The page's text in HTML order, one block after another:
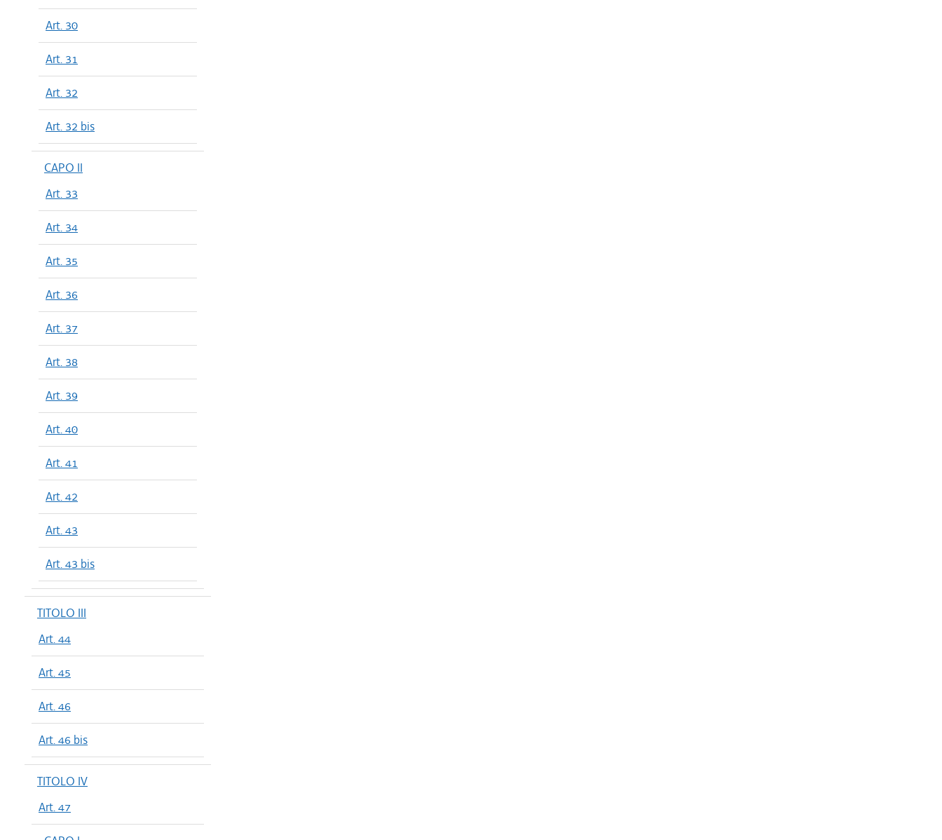
Art. 30
Art. 31
Art. 32
Art. 32 bis
CAPO II
Art. 33
Art. 34
Art. 35
Art. 36
Art. 37
Art. 38
Art. 39
Art. 40
Art. 41
Art. 42
Art. 43
Art. 43 bis
TITOLO III
Art. 44
Art. 45
Art. 46
Art. 46 bis
TITOLO IV
Art. 47